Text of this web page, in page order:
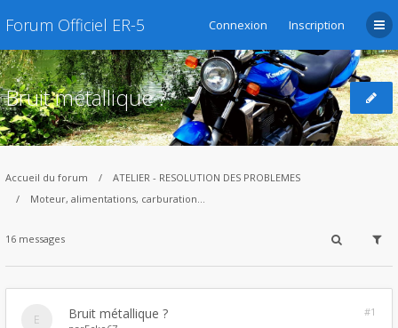
Forum Officiel ER-5 Connexion Inscription
Bruit métallique ?
Accueil du forum
ATELIER - RESOLUTION DES PROBLEMES
Moteur, alimentations, carburation...
16 messages
Bruit métallique ?
#1